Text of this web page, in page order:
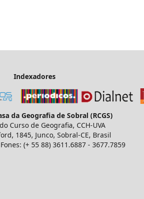
Indexadores
da Geografia de Sobral (RCGS)
Curso de Geografia, CCH-UVA
1845, Junco, Sobral-CE, Brasil
(+ 55 88) 3611.6887 - 3677.7859